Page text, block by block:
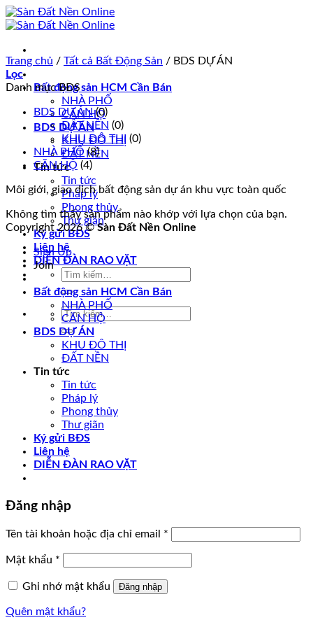
Skip
to
Bất động sản HCM Cần Bán
NHÀ PHỐ
CĂN HỘ
BDS DỰ ÁN
KHU ĐÔ THỊ
ĐẤT NỀN
Tin tức
Tin tức
Pháp lý
Phong thủy
Thư giãn
Ký gửi BĐS
Liên hệ
DIỄN ĐÀN RAO VẶT
Tìm
kiếm:
Tìm
kiếm:
Trang chủ / Tất cả Bất Động Sản / BDS DỰ ÁN
Lọc
Danh mục BĐS
BDS DỰ ÁN (0)
ĐẤT NỀN (0)
KHU ĐÔ THỊ (0)
NHÀ PHỐ (8)
CĂN HỘ (4)
Môi giới, giao dịch bất động sản dự án khu vực toàn quốc
Không tìm thấy sản phẩm nào khớp với lựa chọn của bạn.
Copyright 2026 ©Sàn Đất Nền Online
Sign Up
Join
Bất động sản HCM Cần Bán
NHÀ PHỐ
CĂN HỘ
BDS DỰ ÁN
KHU ĐÔ THỊ
ĐẤT NỀN
Tin tức
Tin tức
Pháp lý
Phong thủy
Thư giãn
Ký gửi BĐS
Liên hệ
DIỄN ĐÀN RAO VẶT
Đăng nhập
Tên tài khoản hoặc địa chỉ email *
Mật khẩu *
Ghi nhớ mật khẩu Đăng nhập
Quên mật khẩu?